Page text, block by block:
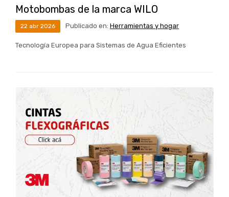
Motobombas de la marca WILO
22 abr 2026 Publicado en: Herramientas y hogar
Tecnología Europea para Sistemas de Agua Eficientes